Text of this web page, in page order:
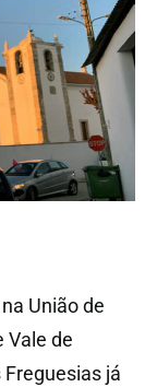
União de
Vale de
já